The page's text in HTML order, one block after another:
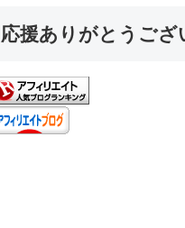
応援ありがとうござ